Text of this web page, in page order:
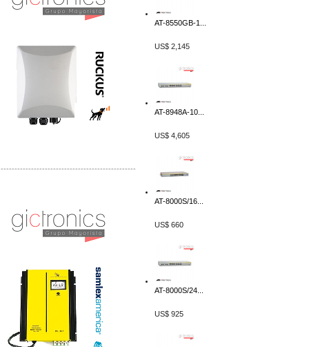
-------------------------------------------------
AT-8550GB-1...
US$ 2,145
AT-8948A-10...
US$ 4,605
AT-8000S/16...
US$ 660
AT-8000S/24...
US$ 925